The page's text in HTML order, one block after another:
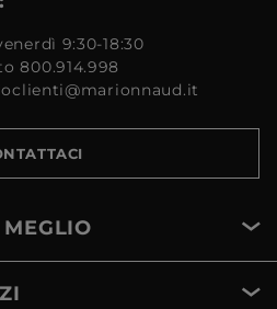
9:30-18:30
800.914.998
MEGLIO